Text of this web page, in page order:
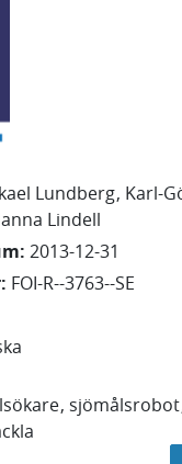
Lundberg Karl-
Lindell
: 2013-12-31
: FOI-R--3763--SE
sjömålsrobot